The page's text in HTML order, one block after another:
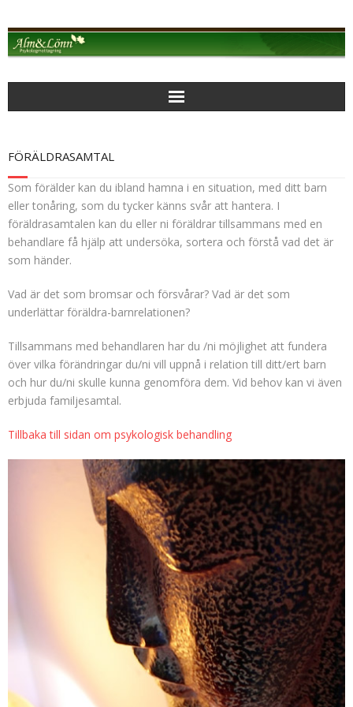
AKTUELLT
PSYKOLOGISK BEHANDLING
BEARBETANDE PSYKOTERAPI
FÖRÄLDRASAMTAL
KBT-BEHANDLING
OMSTÄLLNINGAR I SAMBAND MED ÅLDRANDE
STÖDJANDE SAMTAL
STRESSHANTERING
PERSONLIG UTVECKLING
UTBILDNINGSTERAPI OCH HANDLEDNING
FÖRÄLDRASAMTAL
Som förälder kan du ibland hamna i en situation, med ditt barn
eller tonåring, som du tycker känns svår att hantera. I
föräldrasamtalen kan du eller ni föräldrar tillsammans med en
behandlare få hjälp att undersöka, sortera och förstå vad det är
som händer.
Vad är det som bromsar och försvårar? Vad är det som
underlättar föräldra-barnrelationen?
Tillsammans med behandlaren har du /ni möjlighet att fundera
över vilka förändringar du/ni vill uppnå i relation till ditt/ert barn
och hur du/ni skulle kunna genomföra dem. Vid behov kan vi även
erbjuda familjesamtal.
Tillbaka till sidan om psykologisk behandling